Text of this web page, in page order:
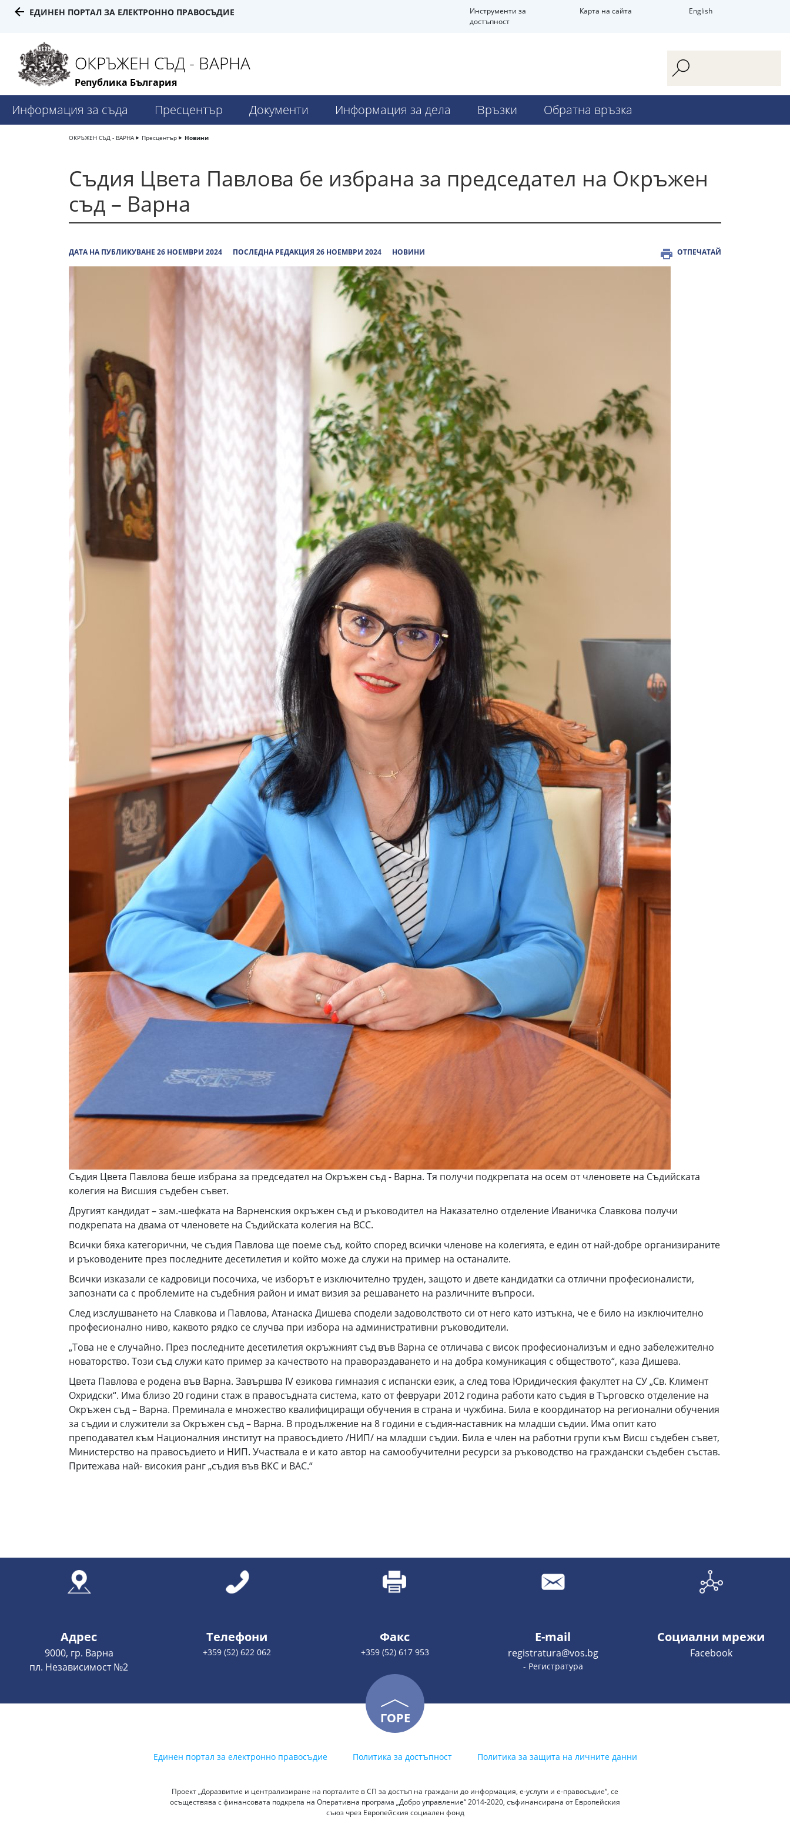
ЕДИНЕН ПОРТАЛ ЗА ЕЛЕКТРОННО ПРАВОСЪДИЕ
Инструменти за
достъпност
Карта на сайта English
ОКРЪЖЕН СЪД - ВАРНА
Република България
Информация за съда Пресцентър Документи Информация за дела Връзки Обратна връзка
ОКРЪЖЕН СЪД - ВАРНА Пресцентър Новини
Съдия Цвета Павлова бе избрана за председател на Окръжен
съд – Варна
ДАТА НА ПУБЛИКУВАНЕ 26 НОЕМВРИ 2024 ПОСЛЕДНА РЕДАКЦИЯ 26 НОЕМВРИ 2024 НОВИНИ ОТПЕЧАТАЙ
Съдия Цвета Павлова беше избрана за председател на Окръжен съд - Варна. Тя получи подкрепата на осем от членовете на Съдийската
колегия на Висшия съдебен съвет.
Другият кандидат – зам.-шефката на Варненския окръжен съд и ръководител на Наказателно отделение Иваничка Славкова получи
подкрепата на двама от членовете на Съдийската колегия на ВСС.
Всички бяха категорични, че съдия Павлова ще поеме съд, който според всички членове на колегията, е един от най-добре организираните
и ръководените през последните десетилетия и който може да служи на пример на останалите.
Всички изказали се кадровици посочиха, че изборът е изключително труден, защото и двете кандидатки са отлични професионалисти,
запознати са с проблемите на съдебния район и имат визия за решаването на различните въпроси.
След изслушването на Славкова и Павлова, Атанаска Дишева сподели задоволството си от него като изтъкна, че е било на изключително
професионално ниво, каквото рядко се случва при избора на административни ръководители.
„Това не е случайно. През последните десетилетия окръжният съд във Варна се отличава с висок професионализъм и едно забележително
новаторство. Този съд служи като пример за качеството на правораздаването и на добра комуникация с обществото“, каза Дишева.
Цвета Павлова e родена във Варна. Завършва IV езикова гимназия с испански език, а след това Юридическия факултет на СУ „Св. Климент
Охридски“. Има близо 20 години стаж в правосъдната система, като от февруари 2012 година работи като съдия в Търговско отделение на
Окръжен съд – Варна. Преминала е множество квалифициращи обучения в страна и чужбина. Била е координатор на регионални обучения
за съдии и служители за Окръжен съд – Варна. В продължение на 8 години е съдия-наставник на младши съдии. Има опит като
преподавател към Националния институт на правосъдието /НИП/ на младши съдии. Била е член на работни групи към Висш съдебен съвет,
Министерство на правосъдието и НИП. Участвала е и като автор на самообучителни ресурси за ръководство на граждански съдебен състав.
Притежава най- високия ранг „съдия във ВКС и ВАС.“
Адрес
9000, гр. Варна
пл. Независимост №2
Телефони
+359 (52) 622 062
Факс
+359 (52) 617 953
E-mail
registratura@vos.bg
- Регистратура
Социални мрежи
Facebook
ГОРЕ
Единен портал за електронно правосъдие Политика за достъпност Политика за защита на личните данни
Проект „Доразвитие и централизиране на порталите в СП за достъп на граждани до информация, е-услуги и е-правосъдие“, се
осъществява с финансовата подкрепа на Оперативна програма „Добро управление“ 2014-2020, съфинансирана от Европейския
съюз чрез Европейския социален фонд